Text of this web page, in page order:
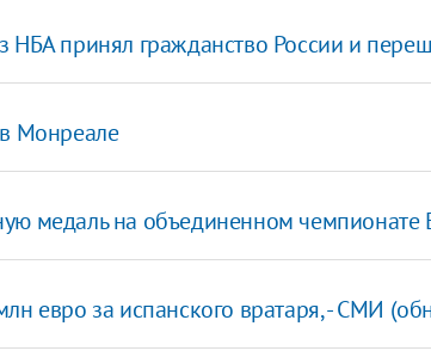
НБА принял гражданство России и
Монреале
медаль на объединенном чемпионате
евро за испанского вратаря, - СМИ